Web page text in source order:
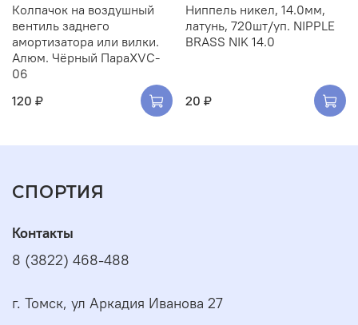
Колпачок на воздушный
вентиль заднего
амортизатора или вилки.
Алюм. Чёрный ПараXVC-
06
120 ₽
Ниппель никел, 14.0мм,
латунь, 720шт/уп. NIPPLE
BRASS NIK 14.0
20 ₽
СПОРТИЯ
Контакты
8 (3822) 468-488
г. Томск, ул Аркадия Иванова 27